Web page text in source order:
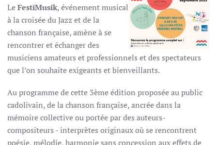
LeFestiMusik, événement musical
à la croisée du Jazz et de la
chanson française, amène à se
rencontrer et échanger des
musiciens amateurs et professionnels et des spectateurs
que l’on souhaite exigeants et bienveillants.
Au programme de cette 3ème édition proposée au public
cadolivain, de la chanson française, ancrée dans la
mémoire collective ou portée par des auteurs-
compositeurs - interprètes originaux où se rencontrent
poésie, mélodie, harmonie sans concession aux effets de